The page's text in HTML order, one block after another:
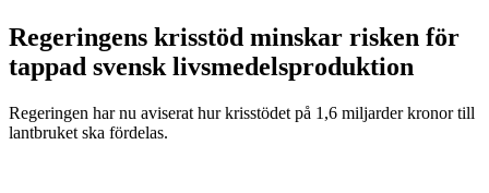
Regeringens krisstöd minskar risken för
tappad svensk livsmedelsproduktion
Regeringen har nu aviserat hur krisstödet på 1,6 miljarder kronor till
lantbruket ska fördelas.